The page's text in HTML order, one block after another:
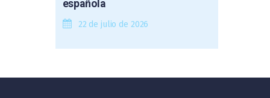
española
22 de julio de 2026